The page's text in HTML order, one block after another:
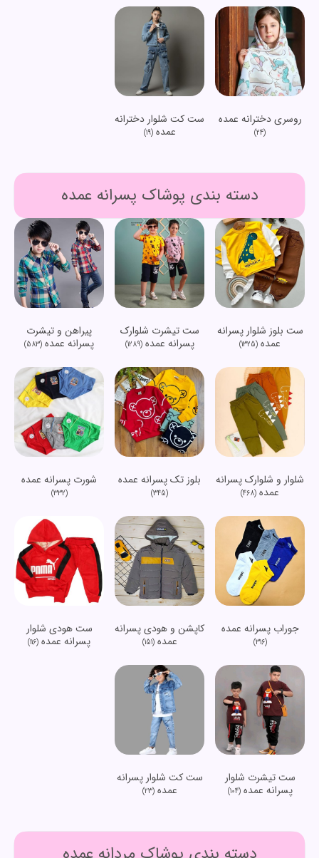
روسری دخترانه عمده
(24)
ست کت شلوار دخترانه
عمده(19)
دسته بندی پوشاک پسرانه عمده
ست بلوز شلوار پسرانه
عمده (1325)
ست تیشرت شلوارک
پسرانه عمده(1289)
پیراهن و تیشرت
پسرانه عمده (583)
شلوار و شلوارک پسرانه
عمده (468)
بلوز تک پسرانه عمده
(345)
شورت پسرانه عمده
(332)
جوراب پسرانه عمده
(316)
کاپشن و هودی پسرانه
عمده(151)
ست هودی شلوار
پسرانه عمده (116)
ست تیشرت شلوار
پسرانه عمده(104)
ست کت شلوار پسرانه
عمده(23)